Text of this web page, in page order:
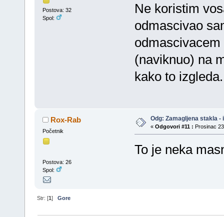
Postova: 32
Spol:
Ne koristim
odmascivao
(naviknuo) na
kako to izgleda.
Rox-Rab
Početnik
Postova: 26
Spol:
Odg: Zamagljena stakla -
« Odgovori #11 : Prosinac
To je neka
Str: [1]Gore